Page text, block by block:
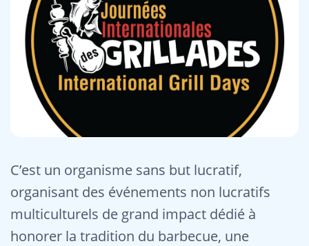
C’est un organisme sans but lucratif,
organisant des événements non lucratifs
multiculturels de grand impact dédié à
honorer la tradition du barbecue, une